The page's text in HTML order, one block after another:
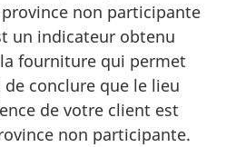
non participante
un indicateur obtenu
fourniture qui permet
conclure que le lieu
de votre client est
non participante.